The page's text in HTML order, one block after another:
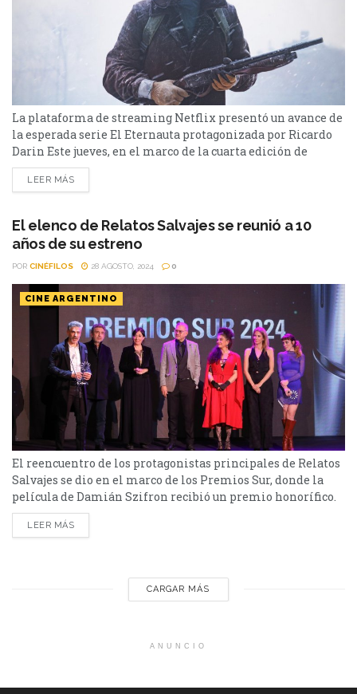
La plataforma de streaming Netflix presentó un avance de
la esperada serie El Eternauta protagonizada por Ricardo
Darin Este jueves, en el marco de la cuarta edición de
Geeked Week, el evento exclusivo de Netflix para fans de
todo el mundo, se dio a conocer un primer adelanto de la
adaptación audiovisual...
LEER MÁS
El elenco de Relatos Salvajes se reunió a 10
años de su estreno
POR CINÉFILOS 28 AGOSTO, 2024 0
CINE ARGENTINO
El reencuentro de los protagonistas principales de Relatos
Salvajes se dio en el marco de los Premios Sur, donde la
película de Damián Szifron recibió un premio honorífico.
En la noche del lunes 26 de agosto, RELATOS SALVAJES, la
película dirigida por Damian Szifron fue homenajeada por
LEER MÁS
CARGAR MÁS
ANUNCIO